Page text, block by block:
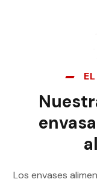
Los envases